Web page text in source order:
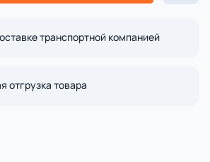
транспортной компанией
отгрузка товара